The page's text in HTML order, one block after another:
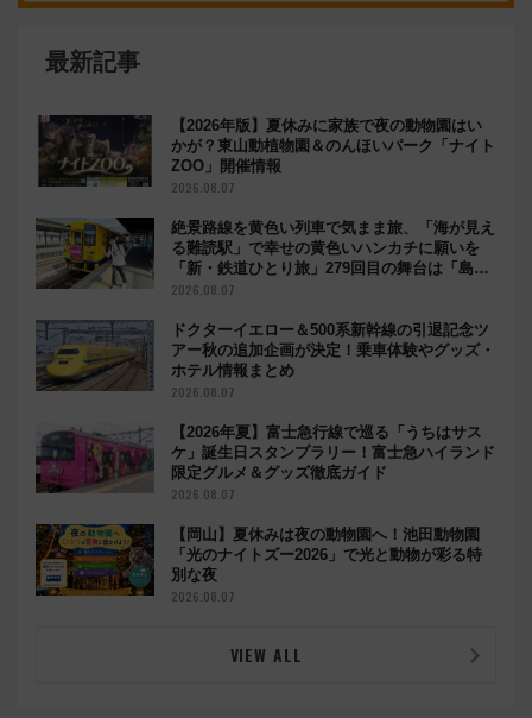
最新記事
【2026年版】夏休みに家族で夜の動物園はい
かが？東山動植物園＆のんほいパーク「ナイト
ZOO」開催情報
2026.08.07
絶景路線を黄色い列車で気まま旅、「海が見え
る難読駅」で幸せの黄色いハンカチに願いを
「新・鉄道ひとり旅」279回目の舞台は「島原
鉄道」
2026.08.07
ドクターイエロー＆500系新幹線の引退記念ツ
アー秋の追加企画が決定！乗車体験やグッズ・
ホテル情報まとめ
2026.08.07
【2026年夏】富士急行線で巡る「うちはサス
ケ」誕生日スタンプラリー！富士急ハイランド
限定グルメ＆グッズ徹底ガイド
2026.08.07
【岡山】夏休みは夜の動物園へ！池田動物園
「光のナイトズー2026」で光と動物が彩る特
別な夜
2026.08.07
VIEW ALL